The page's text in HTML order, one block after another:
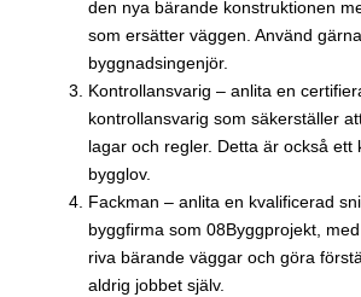
den nya bärande konstruktionen
som ersätter väggen. Använd
byggnadsingenjör.
Kontrollansvarig – anlita en
kontrollansvarig som säkerställer
lagar och regler. Detta är också ett
bygglov.
Fackman – anlita en kvalificerad
byggfirma som 08Byggprojekt,
riva bärande väggar och göra
aldrig jobbet själv.